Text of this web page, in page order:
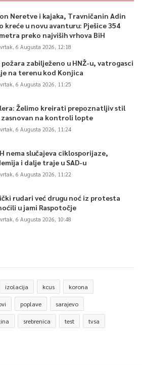
Neretve i kajaka, Travničanin Adin
kreće u novu avanturu: Pješice 354
preko najviših vrhova BiH
6 Augusta 2026, 12:18
požara zabilježeno u HNŽ-u, vatrogasci
na terenu kod Konjica
6 Augusta 2026, 11:25
Želimo kreirati prepoznatljiv stil
zasnovan na kontroli lopte
6 Augusta 2026, 11:24
nema slučajeva ciklosporijaze,
i dalje traje u SAD-u
6 Augusta 2026, 11:22
rudari već drugu noć iz protesta
u jami Raspotočje
6 Augusta 2026, 10:48
izolacija kcus korona
poplave sarajevo
srebrenica test tvsa